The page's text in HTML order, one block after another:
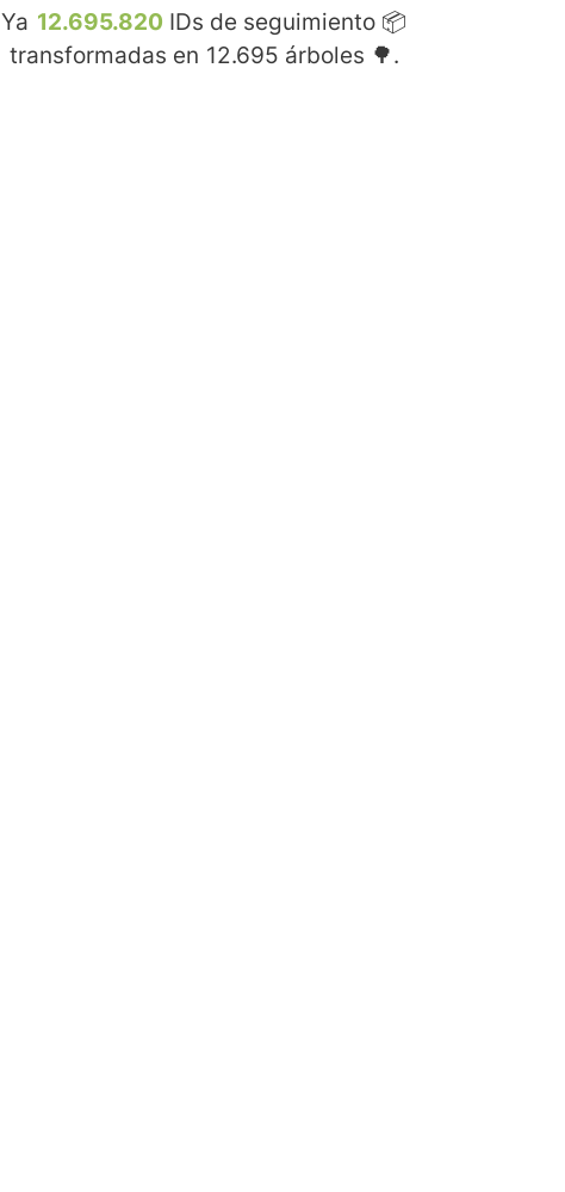
Ya 12.695.820 IDs de seguimiento 📦
transformadas en 12.695 árboles 🌳.